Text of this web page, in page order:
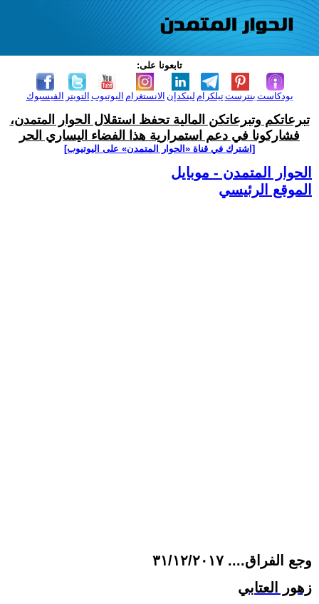
تابعونا على:
الفيسبوك التويتر اليوتيوب الانستغرام لينكدإن تيلكرامبنترست بودكاست
تبرعاتكم وتبرعاتكن المالية تحفظ استقلال الحوار المتمدن،
فشاركونا في دعم استمرارية هذا الفضاء اليساري الحر
[اشترك في قناة ‫«الحوار المتمدن» على اليوتيوب]
الحوار المتمدن - موبايل
الموقع الرئيسي
وجع الفراق.... ٣١/١٢/٢٠١٧
زهور العتابي